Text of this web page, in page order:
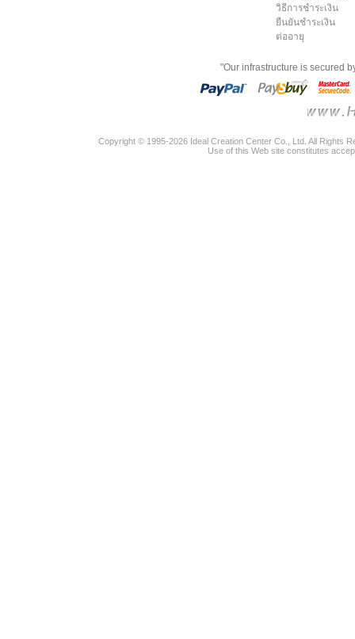
วิธีการชำระเงิน
ยืนยันชำระเงิน
ต่ออายุ
"Our infrastructure is secured
Copyright © 1995-2026 Ideal Creation Center Co., Ltd. All Rights
Use of this Web site constitutes